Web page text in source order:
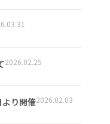
2026.02.25
り開催2026.02.03